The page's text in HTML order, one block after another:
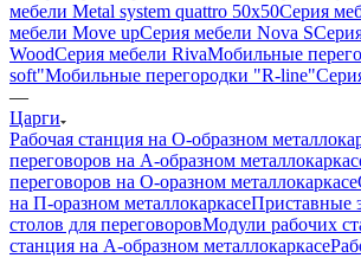
мебели Metal system quattro 50x50Серия
мебели Move upСерия мебели Nova S
WoodСерия мебели RivaМобильные
soft"Мобильные перегородки "R-line"
—
Царги
Рабочая станция на О-образном
переговоров на А-образном
переговоров на О-оразном металлокаркасе
на П-оразном металлокаркасеПриставные
столов для переговоровМодули рабочих
станция на А-образном металлокаркасе